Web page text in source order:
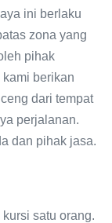
ini berlaku
zona yang
pihak
berikan
dari tempat
perjalanan.
dan pihak jasa.
satu orang.